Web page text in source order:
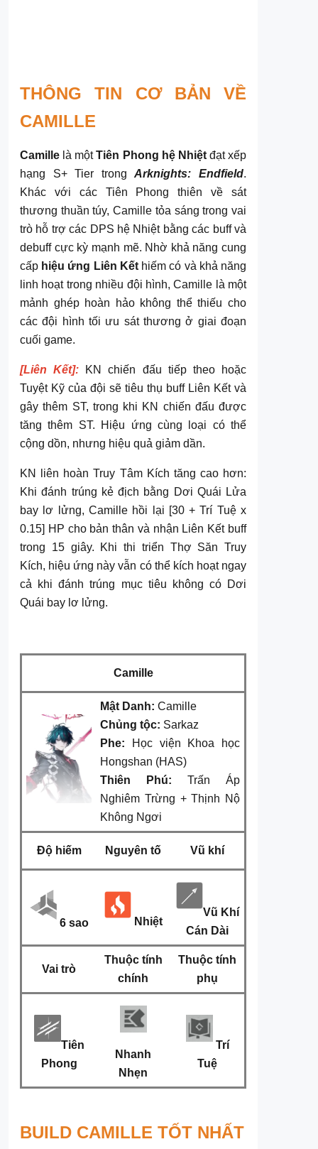
THÔNG TIN CƠ BẢN VỀ
CAMILLE
Camille là mộtTiên Phong hệ Nhiệtđạt xếp
hạng S+ Tier trongArknights: Endfield.
Khác với các Tiên Phong thiên về sát
thương thuần túy, Camille tỏa sáng trong vai
trò hỗ trợ các DPS hệ Nhiệt bằng các buff và
debuff cực kỳ mạnh mẽ. Nhờ khả năng cung
cấp hiệu ứng Liên Kếthiếm có và khả năng
linh hoạt trong nhiều đội hình, Camille là một
mảnh ghép hoàn hảo không thể thiếu cho
các đội hình tối ưu sát thương ở giai đoạn
cuối game.
[Liên Kết]:
KN chiến đấu tiếp theo hoặc
Tuyệt Kỹ của đội sẽ tiêu thụ buff Liên Kết và
gây thêm ST, trong khi KN chiến đấu được
tăng thêm ST. Hiệu ứng cùng loại có thể
cộng dồn, nhưng hiệu quả giảm dần.
KN liên hoàn Truy Tâm Kích tăng cao hơn:
Khi đánh trúng kẻ địch bằng Dơi Quái Lửa
bay lơ lửng, Camille hồi lại [30 + Trí Tuệ x
0.15] HP cho bản thân và nhận Liên Kết buff
trong 15 giây. Khi thi triển Thợ Săn Truy
Kích, hiệu ứng này vẫn có thể kích hoạt ngay
cả khi đánh trúng mục tiêu không có Dơi
Quái bay lơ lửng.
Camille
Mật Danh:Camille
Chủng tộc: Sarkaz
Phe:
Học viện Khoa học
Hongshan (HAS)
Thiên Phú: Trấn Áp
Nghiêm Trừng + Thịnh Nộ
Không Ngơi
Độ hiếm Nguyên tố Vũ khí
6 sao Nhiệt
Vũ Khí
Cán Dài
Vai trò
Thuộc tính
chính
Thuộc tính
phụ
Tiên
Phong
Nhanh
Nhẹn
Trí
Tuệ
BUILD CAMILLE TỐT NHẤT